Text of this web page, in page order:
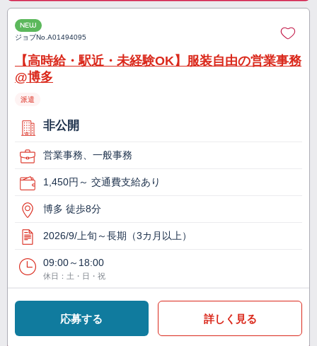
NEW
ジョブNo.A01494095
【高時給・駅近・未経験OK】服装自由の営業事務
@博多
派遣
非公開
営業事務、一般事務
1,450円～ 交通費支給あり
博多 徒歩8分
2026/9/上旬～長期（3カ月以上）
09:00～18:00
休日：土・日・祝
応募する 詳しく見る